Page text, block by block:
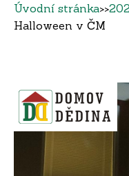
Úvodní stránka>>
Halloween v ČM